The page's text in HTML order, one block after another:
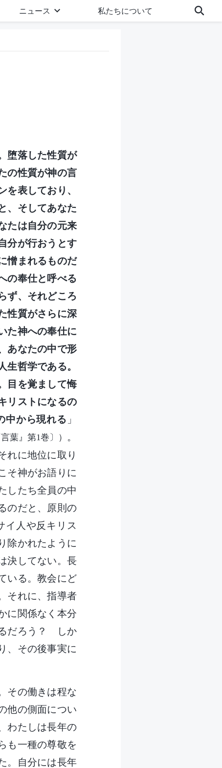
ニュース 私たちについて
堕落した性質が
の性質が神の言
表しており、
、そしてあなた
たは自分の元来
分が行おうとす
憎まれるものだ
の奉仕と呼べる
ず、それどころ
性質がさらに深
た神への奉仕に
あなたの中で形
哲学である。
目を覚まして悔
リストになるの
中から現れる 」
葉』第1巻〕） 。
れに地位に取り
そ神がお語りに
したち全員の中
のだと、原則の
イ人や反キリス
除かれたように
決してない。長
いる。教会にど
それに、指導者
に関係なく本分
だろう？ しか
、その後事実に
その働きは程な
他の側面につい
わたしは長年の
も一種の尊敬を
。自分には長年